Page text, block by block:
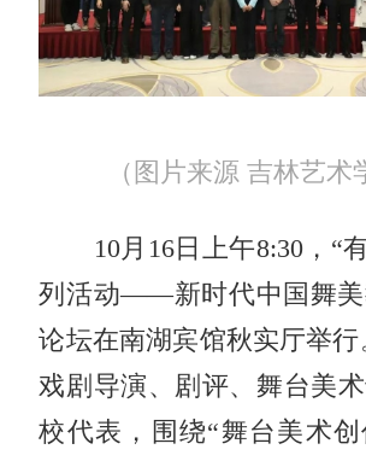
（图片来源 吉林艺术
10月16日上午8:30，“有
列活动——新时代中国舞美
论坛在南湖宾馆秋实厅举
戏剧导演、剧评、舞台美
校代表，围绕“舞台美术